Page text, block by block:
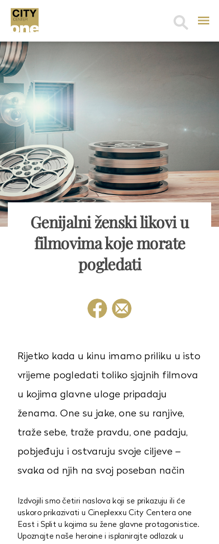
Search
Genijalni ženski likovi u
filmovima koje morate
pogledati
Rijetko kada u kinu imamo priliku u isto
vrijeme pogledati toliko sjajnih filmova
u kojima glavne uloge pripadaju
ženama. One su jake, one su ranjive,
traže sebe, traže pravdu, one padaju,
pobjeđuju i ostvaruju svoje ciljeve –
svaka od njih na svoj poseban način
Izdvojili smo četiri naslova koji se prikazuju ili će
uskoro prikazivati u Cineplexxu City Centera one
East i Split u kojima su žene glavne protagonistice.
Upoznajte naše heroine i isplanirajte odlazak u